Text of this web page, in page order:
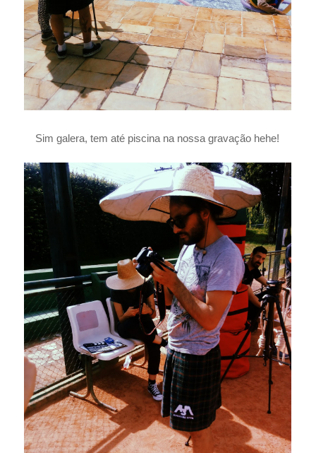
Sim galera, tem até piscina na nossa gravação hehe!